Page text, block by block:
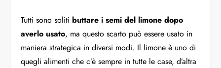
Tutti sono soliti buttare i semi del limone dopo
averlo usato, ma questo scarto può essere usato in
maniera strategica in diversi modi. Il limone è uno di
quegli alimenti che c’è sempre in tutte le case, d’altra